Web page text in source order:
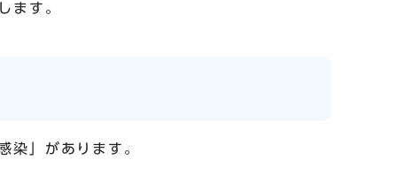
ます。
染」があります。